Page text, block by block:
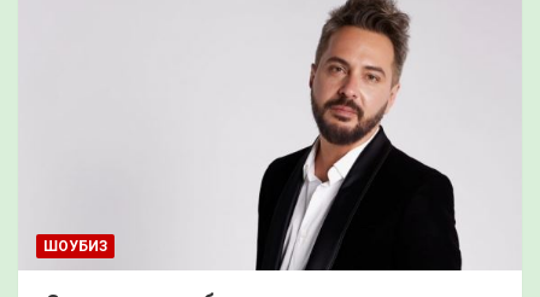
ШОУБИЗ